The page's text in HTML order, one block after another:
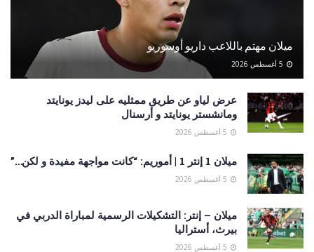
ميلان مهتم باللاعب داريو أوسوريو
عرض لياو عن طريق ممثليه على ليدز يونايتد
ومانشستر يونايتد و أرسنال
ميلان 1 إنتر 1 | أموريم: “كانت مواجهة مفيدة و لكن…”
ميلان – إنتر: التشكيلات الرسمية لمباراة الدربي في
بيرث، أستراليا